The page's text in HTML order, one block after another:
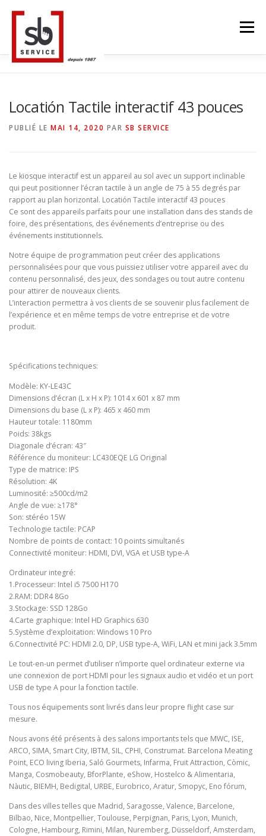
contenu
Menu
BLOG LANGUE
Locatión Tactile interactif 43 pouces
PUBLIÉ LE MAI 14, 2020 PAR SB SERVICE
Le kiosque interactif est un appareil au sol avec un support inclinable
qui peut positionner l’écran tactile à un angle de 75 à 55 degrés par
rapport au plan horizontal. Locatión Tactile interactif 43 pouces
Ce sont des appareils parfaits pour une installation dans des stands de
foire, des présentations, des événements d’entreprise ou des
événements institutionnels.
Notre équipe de programmation peut créer des applications
personnalisées pour que vous puissiez utiliser votre appareil avec du
contenu personnalisé, des jeux, des sondages ou tout autre contenu
pour attirer de nouveaux clients.
L’interaction permettra à vos clients de se souvenir plus facilement de
l’expérience et en même temps de votre entreprise et de votre
produit.
Spécifications techniques:
Modèle: KY-LE43C
Dimensions d’écran (L x H x P): 1014 x 601 x 87 mm
Dimensions du base (L x P): 465 x 460 mm
Hauteur totale: 1180mm
Poids: 38kgs
Diagonale d’écran: 43″
Référence du moniteur: LC430EQE LG Original
Type de matrice: IPS
Résolution: 4K
Luminosité: ≥500cd/m2
Angle de vue: ≥178°
Son: stéréo 15W
Technologie tactile: PCAP
Nombre de points de contact: 10 points simultanés
Connectivité moniteur: HDMI, DVI, VGA et USB type-A
Ordinateur integré:
1.Processeur: Intel i5 7500 H170
2.RAM: DDR4 8Go
3.Stockage: SSD 128Go
4.Carte graphique: Intel HD Graphics 630
5.Système d’exploitation: Windows 10 Pro
6.Connectivité PC: HDMI 2.0, DP, USB type-A, WiFi, LAN et mini jack 3.5mm
Le tout-en-un permet d’utiliser n’importe quel ordinateur externe via
une connexion de port HDMI pour les signaux audio et vidéo et un port
USB de type A pour la fonction tactile.
Tous nos équipements sont livrés dans leur propre flight case sur
mesure.
Nous avons été présents à des salons importants tels que MWC, ISE,
ARCO, SIMA, Smart City, IBTM, SIL, CPHI, Construmat. Barcelona Meating
Point, ECO living Iberia, Saló Gourmets, Infarma, Fruit Attraction, Còmic,
Manga, Cosmobeauty, BforPlante, eShow, Hostelco & Alimentaria,
Nàutic, BIEMH, Bedigital, URBE, Eurobrico, Aratur, Smopyc, Eno fórum,
Dans des villes telles que Madrid, Saragosse, Valence, Barcelone,
Bilbao, Nice, Montpellier, Toulouse, Perpignan, Paris, Lyon, Munich,
Cologne, Hambourg, Rimini, Milan, Nuremberg, Düsseldorf, Amsterdam,